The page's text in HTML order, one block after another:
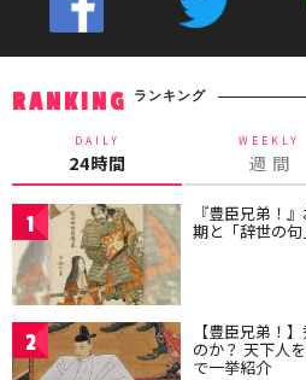
RANKING ランキング
DAILY
24時間
WEEKLY
週 間
1 『豊臣兄弟！
期と「辞世の
2 【豊臣兄弟！
のか？ 天下人
で一挙紹介